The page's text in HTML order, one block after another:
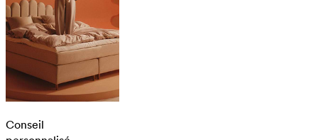
Conseil